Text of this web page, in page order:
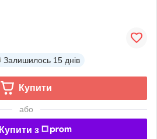
Залишилось 15 днів
Купити
або
Купити з